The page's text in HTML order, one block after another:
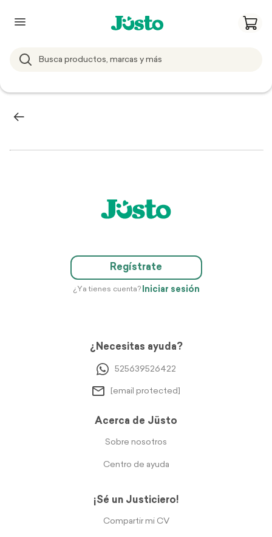
Regístrate
¿Ya tienes cuenta? Iniciar sesión
¿Necesitas ayuda?
525639526422
[email protected]
Acerca de Jüsto
Sobre nosotros
Centro de ayuda
¡Sé un Justiciero!
Compartir mi CV